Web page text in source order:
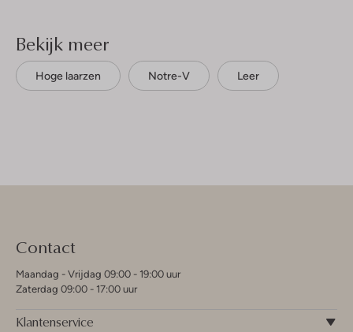
Bekijk meer
Hoge laarzen Notre-V Leer
Contact
Maandag - Vrijdag 09:00 - 19:00 uur
Zaterdag 09:00 - 17:00 uur
Klantenservice